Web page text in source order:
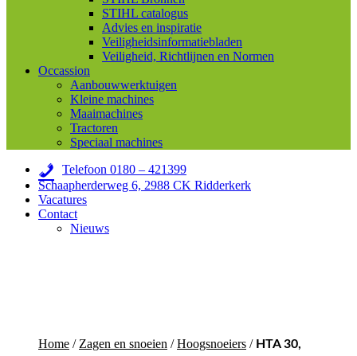
STIHL catalogus
Advies en inspiratie
Veiligheidsinformatiebladen
Veiligheid, Richtlijnen en Normen
Occassion
Aanbouwwerktuigen
Kleine machines
Maaimachines
Tractoren
Speciaal machines
Telefoon 0180 – 421399
Schaapherderweg 6, 2988 CK Ridderkerk
Vacatures
Contact
Nieuws
Home / Zagen en snoeien /Hoogsnoeiers / HTA 30,